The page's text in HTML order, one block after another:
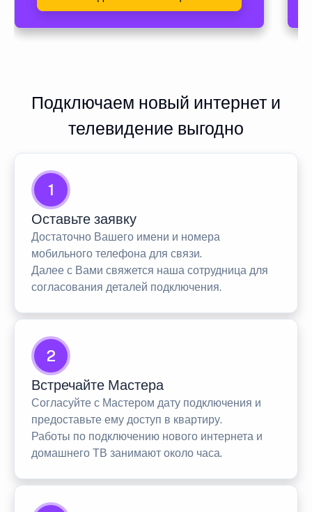
Подключаем новый интернет и
телевидение выгодно
1
Оставьте заявку
Достаточно Вашего имени и номера
мобильного телефона для связи.
Далее с Вами свяжется наша сотрудница для
согласования деталей подключения.
2
Встречайте Мастера
Согласуйте с Мастером дату подключения и
предоставьте ему доступ в квартиру.
Работы по подключению нового интернета и
домашнего ТВ занимают около часа.